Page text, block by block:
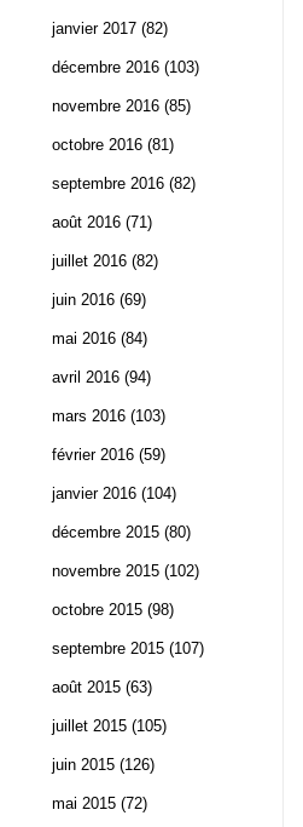
janvier 2017 (82)
décembre 2016 (103)
novembre 2016 (85)
octobre 2016 (81)
septembre 2016 (82)
août 2016 (71)
juillet 2016 (82)
juin 2016 (69)
mai 2016 (84)
avril 2016 (94)
mars 2016 (103)
février 2016 (59)
janvier 2016 (104)
décembre 2015 (80)
novembre 2015 (102)
octobre 2015 (98)
septembre 2015 (107)
août 2015 (63)
juillet 2015 (105)
juin 2015 (126)
mai 2015 (72)